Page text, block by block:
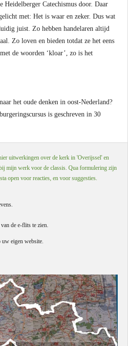
Heidelberger Catechismus door. Daar
met: Het is waar en zeker. Dus wat
juist. Zo hebben handelaren altijd
Zo loven en bieden totdat ze het eens
de woorden ‘kloar’, zo is het
het oude denken in oost-Nederland?
is geschreven in 30
uitwerkingen over de kerk in 'Overijssel' en
mijn werk voor de classis. Qua formulering zijn
open voor reacties, en voor suggesties.
de e-flits te zien.
uw eigen website.